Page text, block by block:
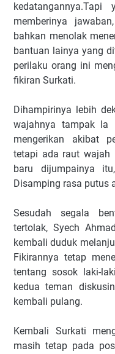
memberinya
bahkan menolak
bantuan lainya yang
perilaku orang ini
fikiran Surkati.
Dihampirinya lebih
wajahnya tampak Ia
mengerikan akibat
tetapi ada raut wajah
baru dijumpainya
Disamping rasa putus
Sesudah segala
tertolak, Syech
kembali duduk
Fikirannya tetap
tentang sosok laki-
kedua teman
kembali pulang.
Kembali Surkati
masih tetap pada